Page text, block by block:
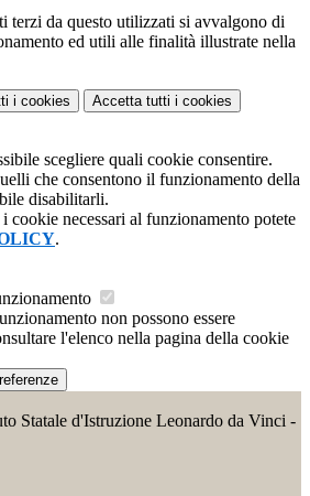
terzi da questo utilizzati si avvalgono di
ed utili alle finalità illustrate nella
i cookies Accetta tutti i cookies
scegliere quali cookie consentire.
che consentono il funzionamento della
disabilitarli.
cookie necessari al funzionamento potete
.
non possono essere
l'elenco nella pagina della cookie
Statale d'Istruzione Leonardo da Vinci -